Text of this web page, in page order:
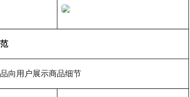
向用户展示商品细节